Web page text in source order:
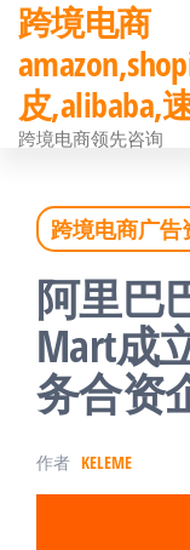
前
往
内
跨境电商
皮,alibaba,
跨境电商领先咨询
跨境电商广告
阿里巴
Mart成
务合资
作者 KELEME